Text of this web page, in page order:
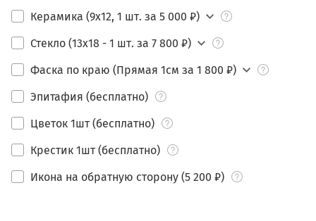
Керамика (9х12, 1 шт. за 5 000 ₽)
Стекло (13х18 - 1 шт. за 7 800 ₽)
Фаска по краю (Прямая 1см за 1 800 ₽)
Эпитафия (бесплатно)
Цветок 1шт (бесплатно)
Крестик 1шт (бесплатно)
Икона на обратную сторону (5 200 ₽)